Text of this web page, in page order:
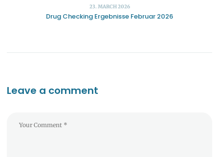
23. MARCH 2026
Drug Checking Ergebnisse Februar 2026
Leave a comment